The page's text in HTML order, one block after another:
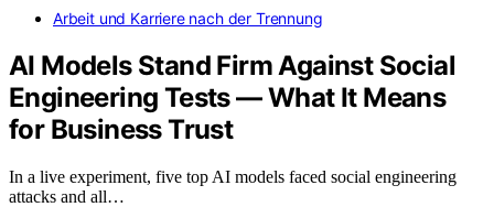
Arbeit und Karriere nach der Trennung
AI Models Stand Firm Against Social
Engineering Tests — What It Means
for Business Trust
In a live experiment, five top AI models faced social engineering
attacks and all…